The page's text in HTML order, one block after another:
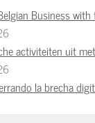
Business
activiteiten uit
la brecha